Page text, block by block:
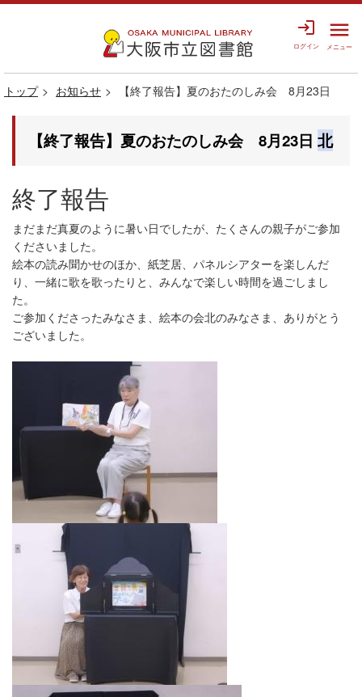
login
ログイン
menu
メニュー
トップ お知らせ 【終了報告】夏のおたのしみ会 8月23日
【終了報告】夏のおたのしみ会 8月23日 北
終了報告
まだまだ真夏のように暑い日でしたが、たくさんの親子がご参加
くださいました。
絵本の読み聞かせのほか、紙芝居、パネルシアターを楽しんだ
り、一緒に歌を歌ったりと、みんなで楽しい時間を過ごしまし
た。
ご参加くださったみなさま、絵本の会北のみなさま、ありがとう
ございました。